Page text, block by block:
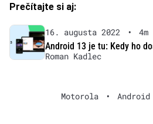
Prečítajte si aj:
16. augusta 2022 •
4m
Android 13 je tu: Kedy ho
Roman Kadlec
Motorola • Android